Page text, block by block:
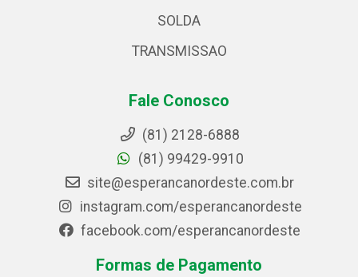
SOLDA
TRANSMISSAO
Fale Conosco
(81) 2128-6888
(81) 99429-9910
site@esperancanordeste.com.br
instagram.com/esperancanordeste
facebook.com/esperancanordeste
Formas de Pagamento